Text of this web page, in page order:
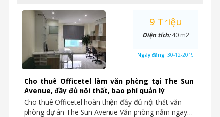
Cho thuê Officetel làm văn phòng tại The Sun
Avenue, đầy đủ nội thất, bao phí quản lý
Cho thuê Officetel hoàn thiện đầy đủ nội thất văn
phòng dự án The Sun Avenue Văn phòng nằm ngay…
9 Triệu
Diện tích:40 m2
Ngày đăng: 30-12-2019